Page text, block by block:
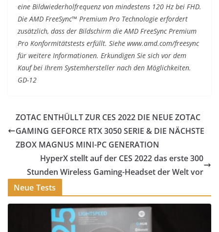
eine Bildwiederholfrequenz von mindestens 120 Hz bei FHD.
Die AMD FreeSync™ Premium Pro Technologie erfordert
zusätzlich, dass der Bildschirm die AMD FreeSync Premium
Pro Konformitätstests erfüllt. Siehe www.amd.com/freesync
für weitere Informationen. Erkundigen Sie sich vor dem
Kauf bei Ihrem Systemhersteller nach den Möglichkeiten.
GD-12
ZOTAC ENTHÜLLT ZUR CES 2022 DIE NEUE ZOTAC
GAMING GEFORCE RTX 3050 SERIE & DIE NÄCHSTE
ZBOX MAGNUS MINI-PC GENERATION
HyperX stellt auf der CES 2022 das erste 300
Stunden Wireless Gaming-Headset der Welt vor
Neue Tests